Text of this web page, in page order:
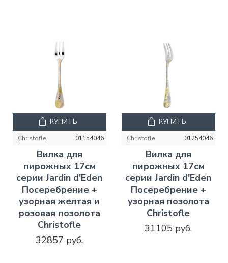
Christofle 01154046
Вилка для
пирожных 17см
серии Jardin d'Eden
Посеребрение +
узорная желтая и
розовая позолота
Christofle
32857 руб.
КУПИТЬ
Christofle 01254046
Вилка для
пирожных 17см
серии Jardin d'Eden
Посеребрение +
узорная позолота
Christofle
31105 руб.
КУПИТЬ